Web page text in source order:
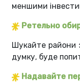
меншими
Ретельно
Шукайте райони
думку, буде
Надавайте